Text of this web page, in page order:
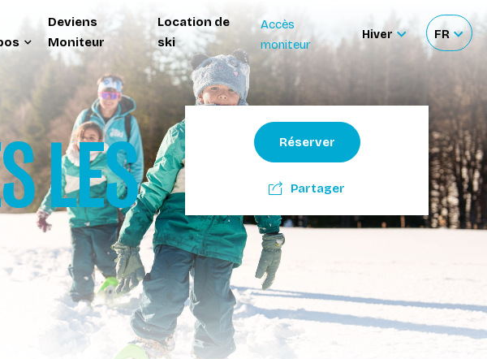
Deviens
Moniteur
Location de
ski
Accès
moniteur
Hiver
Sélectionner
FR
langue
LES
Réserver
Partager